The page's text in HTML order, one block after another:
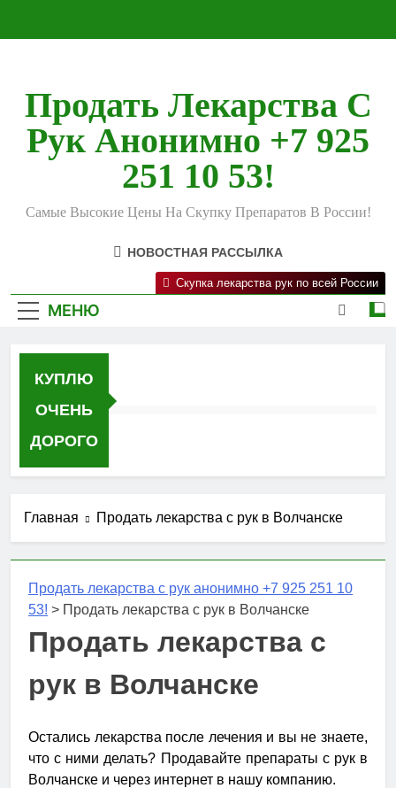
Продать Лекарства С
Рук Анонимно +7 925
251 10 53!
Самые Высокие Цены На Скупку Препаратов В России!
НОВОСТНАЯ РАССЫЛКА
МЕНЮ
Скупка лекарства рук по всей России
КУПЛЮ
ОЧЕНЬ
ДОРОГО
Главная Продать лекарства с рук в Волчанске
Продать лекарства с рук анонимно +7 925 251 10
53! > Продать лекарства с рук в Волчанске
Продать лекарства с
рук в Волчанске
Остались лекарства после лечения и вы не знаете,
что с ними делать? Продавайте препараты с рук в
Волчанске и через интернет в нашу компанию.